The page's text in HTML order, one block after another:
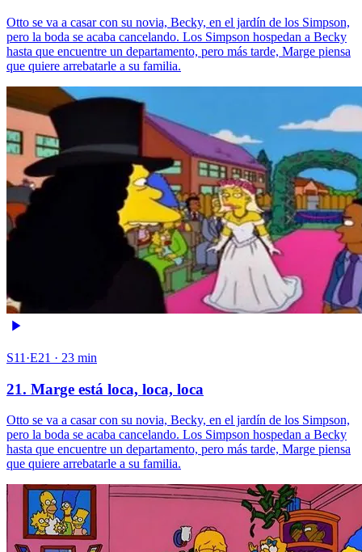
Otto se va a casar con su novia, Becky, en el jardín de los Simpson,
pero la boda se acaba cancelando. Los Simpson hospedan a Becky
hasta que encuentre un departamento, pero más tarde, Marge piensa
que quiere arrebatarle a su familia.
S11·E21 · 23 min
21. Marge está loca, loca, loca
Otto se va a casar con su novia, Becky, en el jardín de los Simpson,
pero la boda se acaba cancelando. Los Simpson hospedan a Becky
hasta que encuentre un departamento, pero más tarde, Marge piensa
que quiere arrebatarle a su familia.